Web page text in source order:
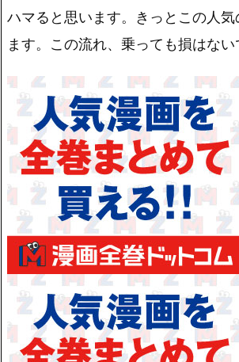
ハマると思います。きっとこの人気
ます。この流れ、乗っても損はない